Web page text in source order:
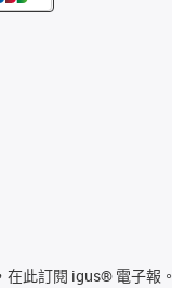
在此訂閱 igus® 電子報。